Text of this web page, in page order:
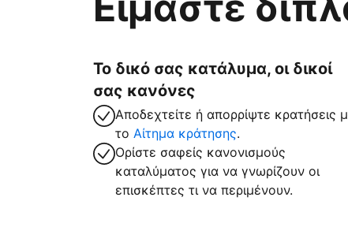
Το δικό σας κατάλυμα, οι δικοί
σας κανόνες
Αποδεχτείτε ή απορρίψτε κρατήσεις
το Αίτημα κράτησης.
Ορίστε σαφείς κανονισμούς
καταλύματος για να γνωρίζουν οι
επισκέπτες τι να περιμένουν.